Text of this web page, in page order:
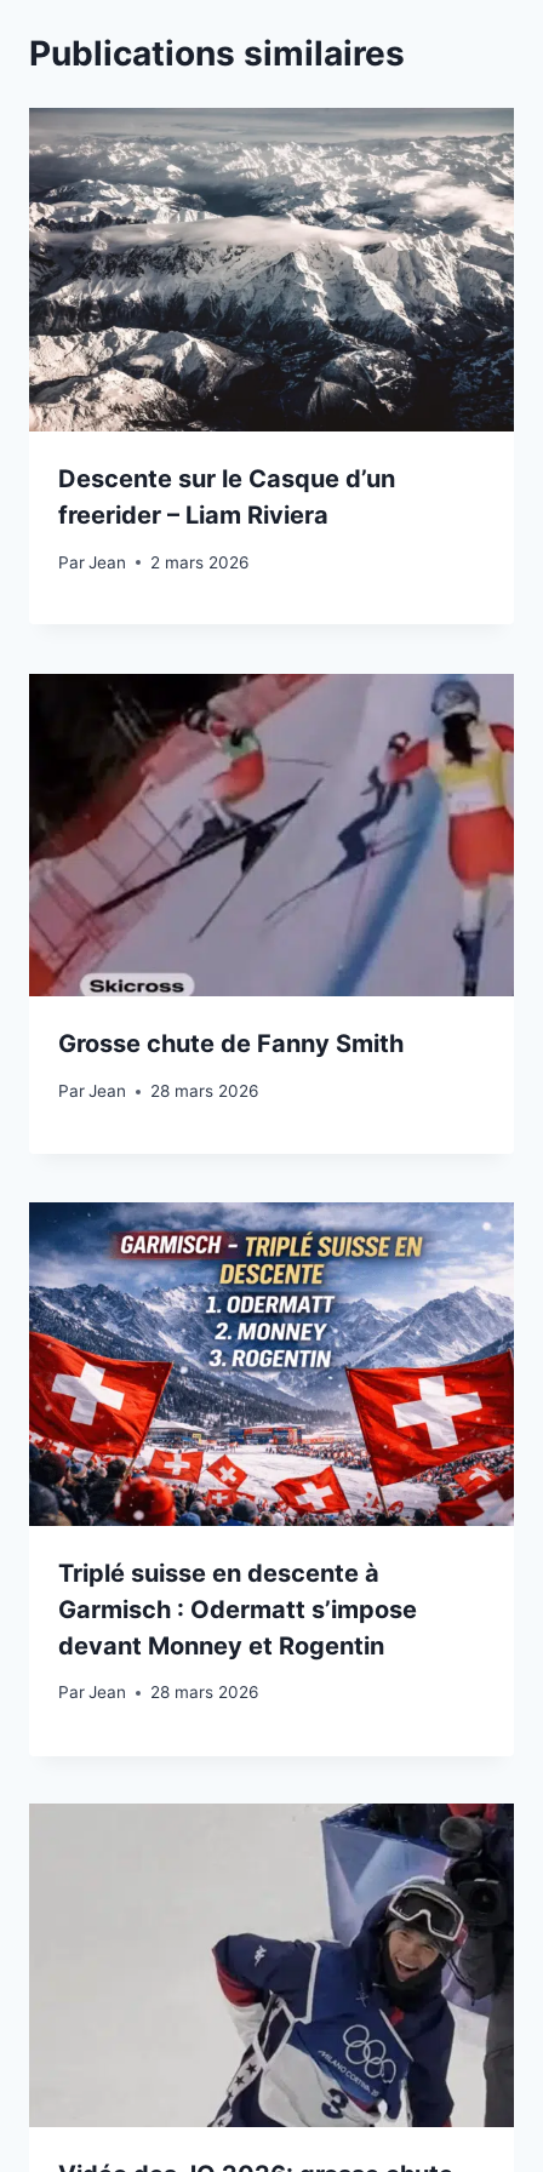
Publications similaires
Descente sur le Casque d’un
freerider – Liam Riviera
ParJean
2 mars 20262 mars 2026
Grosse chute de Fanny Smith
ParJean
28 février 202628 mars 2026
Triplé suisse en descente à
Garmisch : Odermatt s’impose
devant Monney et Rogentin
ParJean
28 février 202628 mars 2026